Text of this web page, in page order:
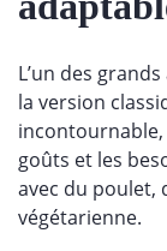
L’un des
la version
incontournable,
goûts et les
avec du poulet,
végétarienne.